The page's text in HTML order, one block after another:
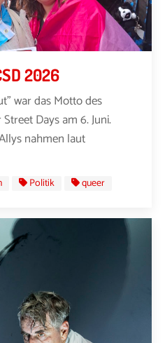
2026
war das Motto des
Days am 6. Juni.
nahmen laut
Politik queer